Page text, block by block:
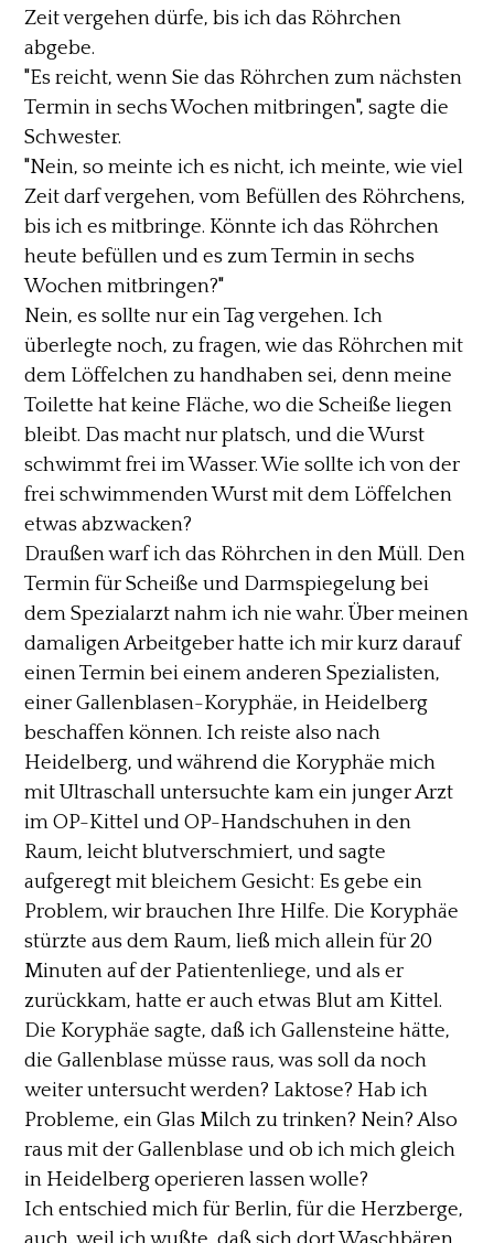
Zeit vergehen dürfe, bis ich das Röhrchen
abgebe.
"Es reicht, wenn Sie das Röhrchen zum nächsten
Termin in sechs Wochen mitbringen", sagte die
Schwester.
"Nein, so meinte ich es nicht, ich meinte, wie viel
Zeit darf vergehen, vom Befüllen des Röhrchens,
bis ich es mitbringe. Könnte ich das Röhrchen
heute befüllen und es zum Termin in sechs
Wochen mitbringen?"
Nein, es sollte nur ein Tag vergehen. Ich
überlegte noch, zu fragen, wie das Röhrchen mit
dem Löffelchen zu handhaben sei, denn meine
Toilette hat keine Fläche, wo die Scheiße liegen
bleibt. Das macht nur platsch, und die Wurst
schwimmt frei im Wasser. Wie sollte ich von der
frei schwimmenden Wurst mit dem Löffelchen
etwas abzwacken?
Draußen warf ich das Röhrchen in den Müll. Den
Termin für Scheiße und Darmspiegelung bei
dem Spezialarzt nahm ich nie wahr. Über meinen
damaligen Arbeitgeber hatte ich mir kurz darauf
einen Termin bei einem anderen Spezialisten,
einer Gallenblasen-Koryphäe, in Heidelberg
beschaffen können. Ich reiste also nach
Heidelberg, und während die Koryphäe mich
mit Ultraschall untersuchte kam ein junger Arzt
im OP-Kittel und OP-Handschuhen in den
Raum, leicht blutverschmiert, und sagte
aufgeregt mit bleichem Gesicht: Es gebe ein
Problem, wir brauchen Ihre Hilfe. Die Koryphäe
stürzte aus dem Raum, ließ mich allein für 20
Minuten auf der Patientenliege, und als er
zurückkam, hatte er auch etwas Blut am Kittel.
Die Koryphäe sagte, daß ich Gallensteine hätte,
die Gallenblase müsse raus, was soll da noch
weiter untersucht werden? Laktose? Hab ich
Probleme, ein Glas Milch zu trinken? Nein? Also
raus mit der Gallenblase und ob ich mich gleich
in Heidelberg operieren lassen wolle?
Ich entschied mich für Berlin, für die Herzberge,